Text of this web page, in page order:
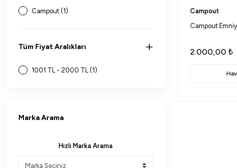
Campout (1)
Tüm Fiyat Aralıkları
1001 TL - 2000 TL (1)
Marka Arama
Hızlı Marka Arama
Campout
Campout
2.000,00 ₺